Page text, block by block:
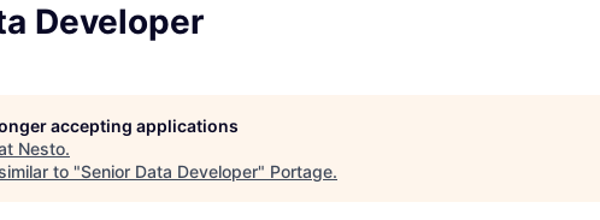
Developer
accepting applications
Nesto.
to "Senior Data Developer" Portage.